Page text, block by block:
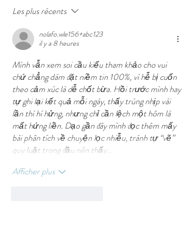
Les plus récents
nolafo.wle156+abc123
il y a 8 heures
Mình vẫn xem soi cầu kiểu tham khảo cho vui
chứ chẳng dám đặt niềm tin 100%, vì hễ bị cuốn
theo cảm xúc là dễ chốt bừa. Hồi trước mình hay
tự ghi lại kết quả mỗi ngày, thấy trùng nhịp vài
lần thì hí hửng, nhưng chỉ cần lệch một hôm là
mất hứng liền. Dạo gần đây mình đọc thêm mấy
bài phân tích về chuyện lọc nhiễu, tránh tự “vẽ”
quy luật trong đầu nên thấy…
Afficher plus